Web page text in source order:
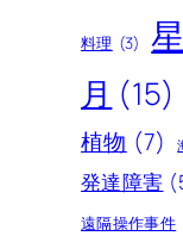
料理 (3)
月 (15)
植物 (7)
発達障害
遠隔操作事件